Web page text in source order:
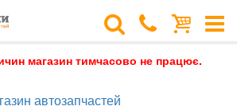
магазин тимчасово не працює.
автозапчастей